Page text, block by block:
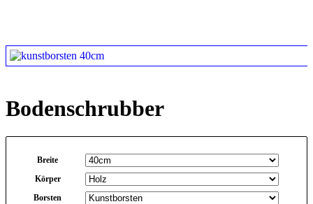
Bodenschrubber
Breite
Körper
Borsten